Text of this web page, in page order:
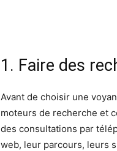
1. Faire des
Avant de choisir une
moteurs de recherche et
des consultations par
web, leur parcours, leurs